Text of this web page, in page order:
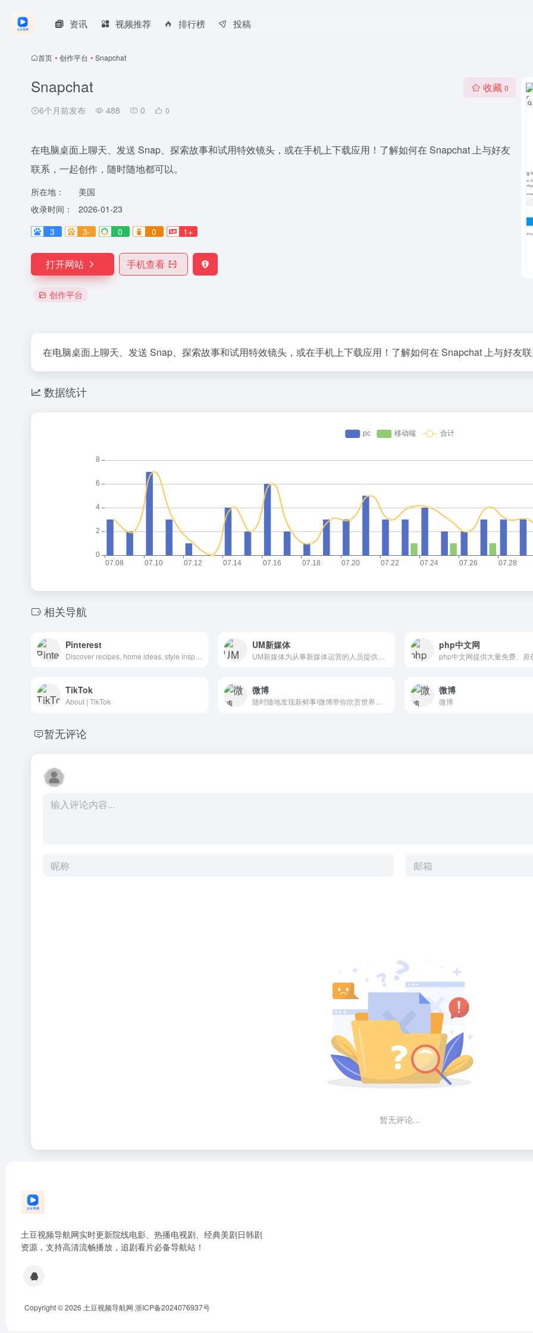
资讯 视频推荐 排行榜 投稿
首页 • 创作平台 • Snapchat
Snapchat
6个月前发布 488 0 0
收藏 0
在电脑桌面上聊天、发送 Snap、探索故事和试用特效镜头，或在手机上下载应用！了解如何在 Snapchat 上与好友
联系，一起创作，随时随地都可以。
所在地：
美国
收录时间：
2026-01-23
3
3- 0 0 1+
打开网站 手机查看
创作平台
在电脑桌面上聊天、发送 Snap、探索故事和试用特效镜头，或在手机上下载应用！了解如何在 Snapchat 上与好友
数据统计
相关导航
Pinterest UM新媒体 php中文网
TikTok
About | TikTok
微博 微博
微博
暂无评论
暂无评论...
土豆视频导航网实时更新院线电影、热播电视剧、经典美剧日韩剧
资源，支持高清流畅播放，追剧看片必备导航站！
Copyright © 2026 土豆视频导航网 浙ICP备2024076937号